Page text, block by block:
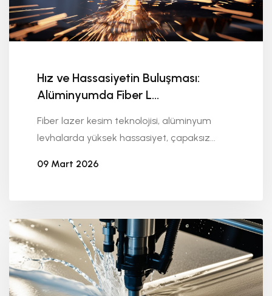
Hız ve Hassasiyetin Buluşması:
Alüminyumda Fiber L...
Fiber lazer kesim teknolojisi, alüminyum
levhalarda yüksek hassasiyet, çapaksız...
09 Mart 2026